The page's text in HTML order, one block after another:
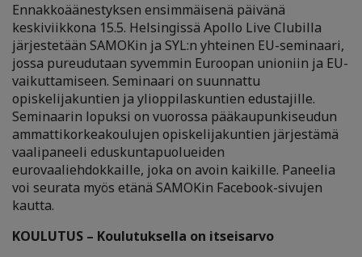
Ennakkoäänestyksen ensimmäisenä päivänä
keskiviikkona 15.5. Helsingissä Apollo Live Clubilla
järjestetään SAMOKin ja SYL:n yhteinen EU-seminaari,
jossa pureudutaan syvemmin Euroopan unioniin ja EU-
vaikuttamiseen. Seminaari on suunnattu
opiskelijakuntien ja ylioppilaskuntien edustajille.
Seminaarin lopuksi on vuorossa pääkaupunkiseudun
ammattikorkeakoulujen opiskelijakuntien järjestämä
vaalipaneeli eduskuntapuolueiden
eurovaaliehdokkaille, joka on avoin kaikille. Paneelia
voi seurata myös etänä SAMOKin Facebook-sivujen
kautta.
KOULUTUS – Koulutuksella on itseisarvo